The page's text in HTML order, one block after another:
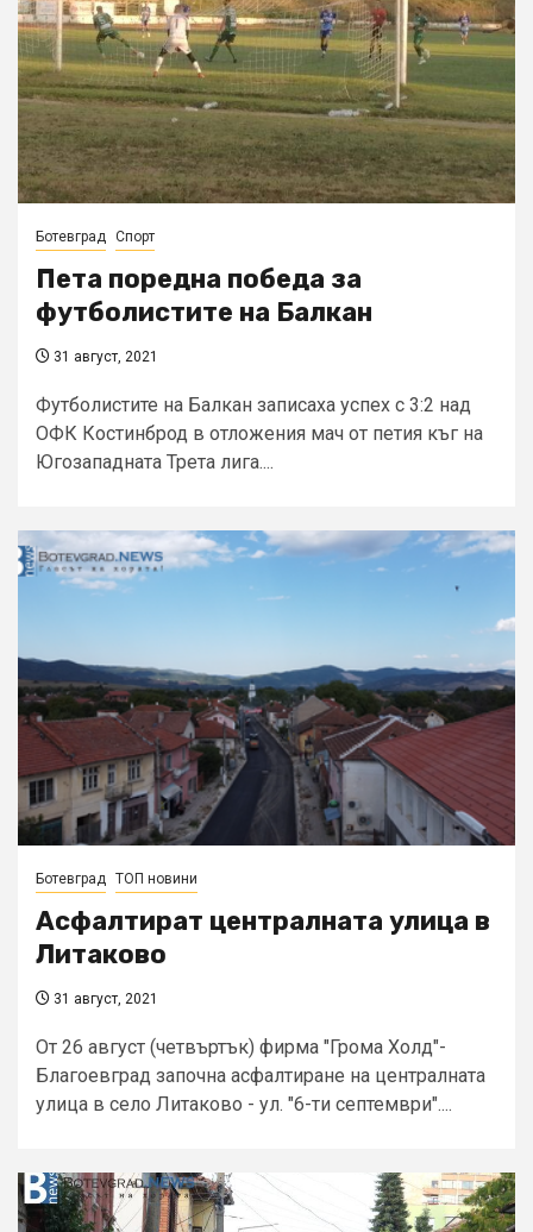
Ботевград Спорт
Пета поредна победа за
футболистите на Балкан
31 август, 2021
Футболистите на Балкан записаха успех с 3:2 над
ОФК Костинброд в отложения мач от петия къг на
Югозападната Трета лига....
Ботевград ТОП новини
Асфалтират централната улица в
Литаково
31 август, 2021
От 26 август (четвъртък) фирма "Грома Холд"-
Благоевград започна асфалтиране на централната
улица в село Литаково - ул. "6-ти септември"....